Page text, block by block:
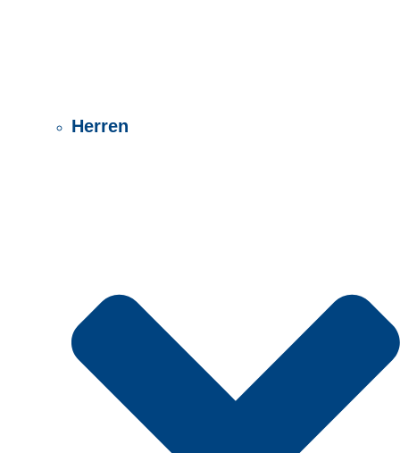
Herren